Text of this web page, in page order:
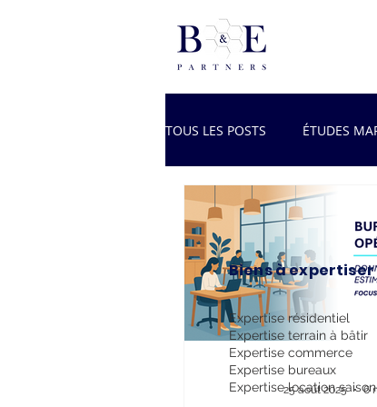
TOUS LES POSTS ÉTUDES
25 août 2025
6
Biens à expertiser
Expertise résidentiel
Expertise terrain à bâtir
Expertise commerce
Expertise bureaux
Expertise location